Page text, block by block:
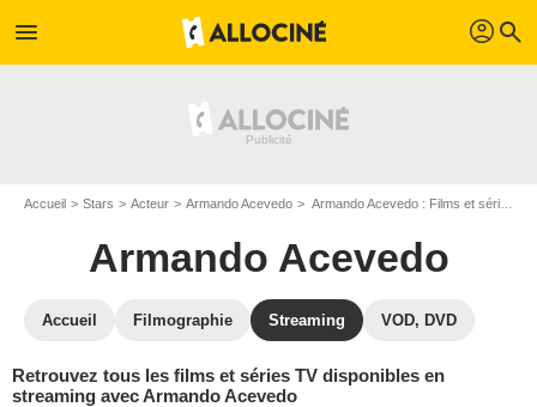
menu profil search
Accueil Stars Acteur Armando Acevedo Armando Acevedo : Films et séries online
Armando Acevedo
Accueil Filmographie Streaming VOD, DVD
Retrouvez tous les films et séries TV disponibles en
streaming avec Armando Acevedo